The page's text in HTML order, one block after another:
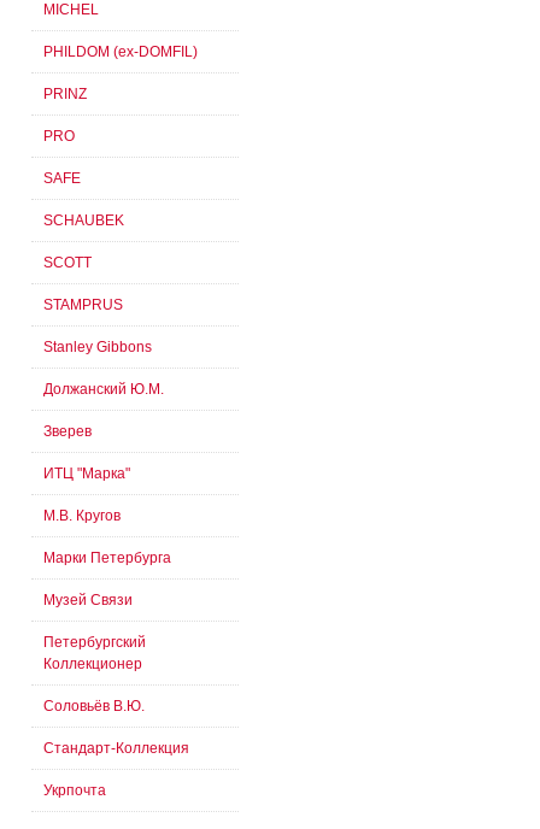
MICHEL
PHILDOM (ex-DOMFIL)
PRINZ
PRO
SAFE
SCHAUBEK
SCOTT
STAMPRUS
Stanley Gibbons
Должанский Ю.М.
Зверев
ИТЦ "Марка"
М.В. Кругов
Марки Петербурга
Музей Связи
Петербургский
Коллекционер
Соловьёв В.Ю.
Стандарт-Коллекция
Укрпочта